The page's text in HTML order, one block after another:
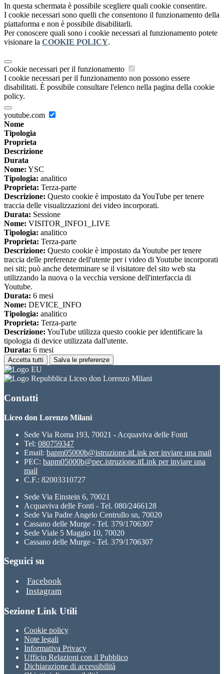
In questa schermata è possibile scegliere quali cookie consentire.
I cookie necessari sono quelli che consentono il funzionamento della
piattaforma e non è possibile disabilitarli.
Per conoscere quali sono i cookie necessari al funzionamento potete
visionare la COOKIE POLICY.
Cookie necessari per il funzionamento
I cookie necessari per il funzionamento non possono essere
disabilitati. È possibile consultare l'elenco nella pagina della cookie
policy.
youtube.com
Nome
Tipologia
Proprieta
Descrizione
Durata
Nome: YSC
Tipologia: analitico
Proprieta: Terza-parte
Descrizione: Questo cookie è impostato da YouTube per tenere
traccia delle visualizzazioni dei video incorporati.
Durata: Sessione
Nome: VISITOR_INFO1_LIVE
Tipologia: analitico
Proprieta: Terza-parte
Descrizione: Questo cookie è impostato da Youtube per tenere
traccia delle preferenze dell'utente per i video di Youtube incorporati
nei siti; può anche determinare se il visitatore del sito web sta
utilizzando la nuova o la vecchia versione dell'interfaccia di
Youtube.
Durata: 6 mesi
Nome: DEVICE_INFO
Tipologia: analitico
Proprieta: Terza-parte
Descrizione: YouTube utilizza questo cookie per identificare la
tipologia di device utilizzata dall'utente.
Durata: 6 mesi
Accetta tutti Salva le preferenze
Liceo don Lorenzo Milani
Contatti
Liceo don Lorenzo Milani
Sede Via Roma 193, 70021 - Acquaviva delle Fonti
Tel: 080759347
Email: bapm05000b@istruzione.itLink per inviare una mail
PEC: bapm05000b@pec.istruzione.itLink per inviare una
mail
C.F.: 82003310727
Sede Via Einstein 6, 70021
Acquaviva delle Fonti - Tel. 080/2466128
Sede Via Padre Angelo Centrullo sn, 70020
Cassano delle Murge - Tel. 379/1706307
Sede Viale 5 Maggio 10, 70020
Cassano delle Murge - Tel. 379/1706307
Seguici su
Facebook
Instagram
Sezione Link Utili
Cookie policy
Note legali
Informativa Privacy
Ufficio Relazioni con il Pubblico
Dichiarazione di accessibilità